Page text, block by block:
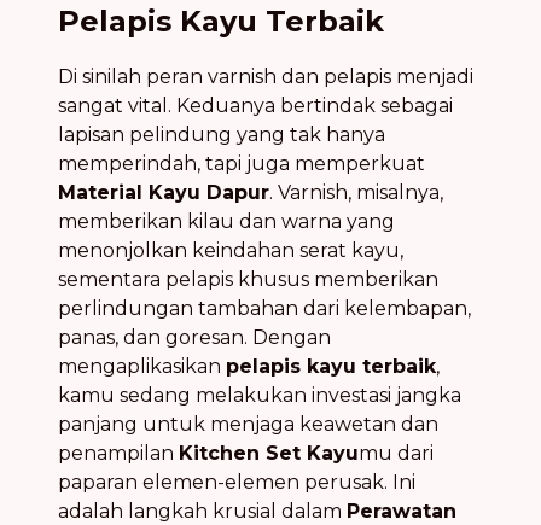
Pelapis Kayu Terbaik
Di sinilah peran varnish dan pelapis menjadi
sangat vital. Keduanya bertindak sebagai
lapisan pelindung yang tak hanya
memperindah, tapi juga memperkuat
Material Kayu Dapur. Varnish, misalnya,
memberikan kilau dan warna yang
menonjolkan keindahan serat kayu,
sementara pelapis khusus memberikan
perlindungan tambahan dari kelembapan,
panas, dan goresan. Dengan
mengaplikasikan pelapis kayu terbaik,
kamu sedang melakukan investasi jangka
panjang untuk menjaga keawetan dan
penampilan Kitchen Set Kayumu dari
paparan elemen-elemen perusak. Ini
adalah langkah krusial dalam Perawatan